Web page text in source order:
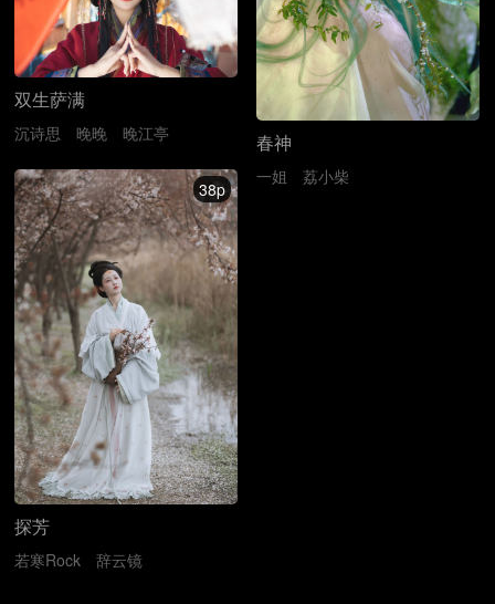
春神
一姐 荔小柴
双生萨满
沉诗思 晚晚 晚江亭
38p
探芳
若寒Rock 辞云镜